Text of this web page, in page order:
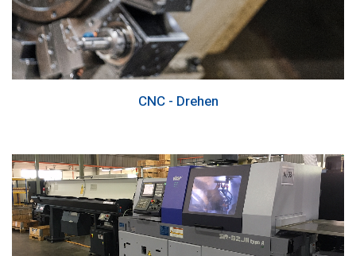
CNC - Drehen